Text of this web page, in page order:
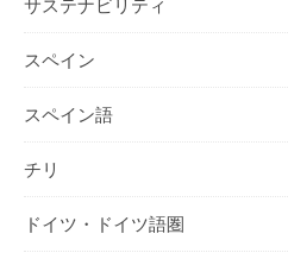
サステナビリティ
スペイン
スペイン語
チリ
ドイツ・ドイツ語圏